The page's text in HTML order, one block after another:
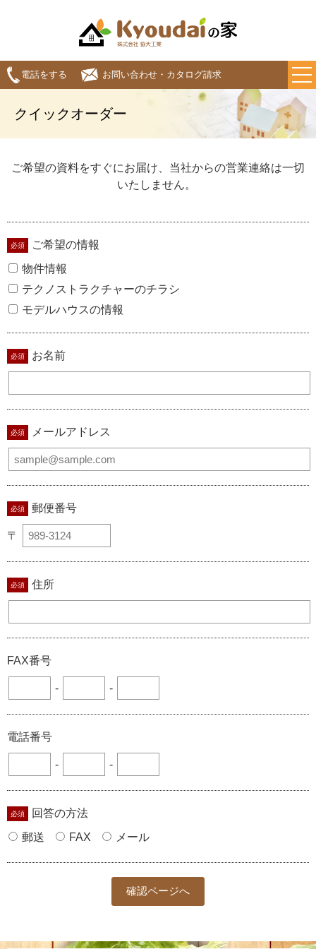
電話をする お問い合わせ・カタログ請求
クイックオーダー
ご希望の資料をすぐにお届け、当社からの営業連絡は一切
いたしません。
ご希望の情報
物件情報
テクノストラクチャーのチラシ
モデルハウスの情報
お名前
メールアドレス
郵便番号
〒
住所
FAX番号
- -
電話番号
- -
回答の方法
郵送
FAX メール